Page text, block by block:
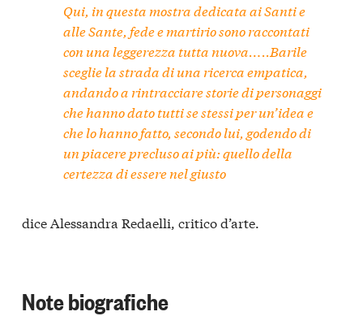
Qui, in questa mostra dedicata ai Santi e
alle Sante, fede e martirio sono raccontati
con una leggerezza tutta nuova…..Barile
sceglie la strada di una ricerca empatica,
andando a rintracciare storie di personaggi
che hanno dato tutti se stessi per un’idea e
che lo hanno fatto, secondo lui, godendo di
un piacere precluso ai più: quello della
certezza di essere nel giusto
dice Alessandra Redaelli, critico d’arte.
Note biografiche